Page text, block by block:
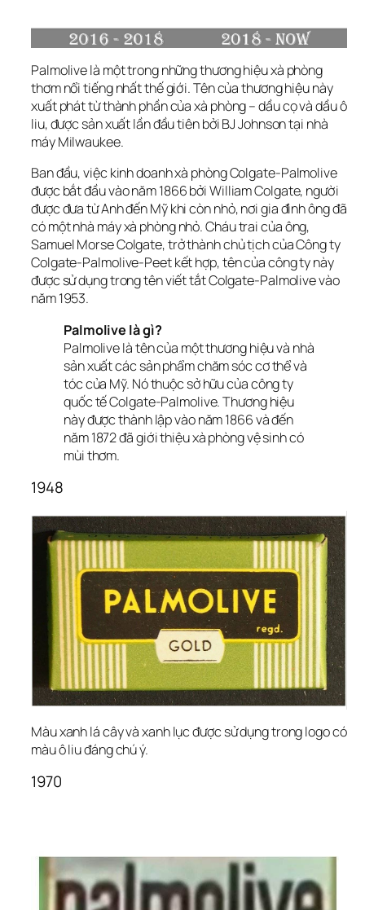
Palmolive là một trong những thương hiệu xà phòng
thơm nổi tiếng nhất thế giới. Tên của thương hiệu này
xuất phát từ thành phần của xà phòng – dầu cọ và dầu ô
liu, được sản xuất lần đầu tiên bởi BJ Johnson tại nhà
máy Milwaukee.
Ban đầu, việc kinh doanh xà phòng Colgate-Palmolive
được bắt đầu vào năm 1866 bởi William Colgate, người
được đưa từ Anh đến Mỹ khi còn nhỏ, nơi gia đình ông đã
có một nhà máy xà phòng nhỏ. Cháu trai của ông,
Samuel Morse Colgate, trở thành chủ tịch của Công ty
Colgate-Palmolive-Peet kết hợp, tên của công ty này
được sử dụng trong tên viết tắt Colgate-Palmolive vào
năm 1953.
Palmolive là gì?
Palmolive là tên của một thương hiệu và nhà
sản xuất các sản phẩm chăm sóc cơ thể và
tóc của Mỹ. Nó thuộc sở hữu của công ty
quốc tế Colgate-Palmolive. Thương hiệu
này được thành lập vào năm 1866 và đến
năm 1872 đã giới thiệu xà phòng vệ sinh có
mùi thơm.
1948
Màu xanh lá cây và xanh lục được sử dụng trong logo có
màu ô liu đáng chú ý.
1970